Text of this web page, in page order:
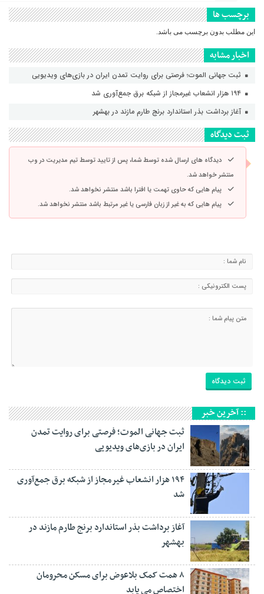
برچسب ها
این مطلب بدون برچسب می باشد.
اخبار مشابه
ثبت جهانی الموت؛ فرصتی برای روایت تمدن ایران در بازی‌های ویدیویی
آغاز برداشت بذر استاندارد برنج طارم مازند در بهشهر
ثبت دیدگاه
دیدگاه های ارسال شده توسط شما، پس از تایید توسط تیم مدیریت در وب
منتشر خواهد شد.
پیام هایی که حاوی تهمت یا افترا باشد منتشر نخواهد شد.
پیام هایی که به غیر از زبان فارسی یا غیر مرتبط باشد منتشر نخواهد شد.
:: آخرین خبر
ثبت جهانی الموت؛ فرصتی برای روایت تمدن
ایران در بازی‌های ویدیویی
۱۹۴ هزار انشعاب غیرمجاز از شبکه برق جمع‌آوری
شد
آغاز برداشت بذر استاندارد برنج طارم مازند در
بهشهر
۸ همت کمک بلاعوض برای مسکن محرومان
اختصاص می یابد